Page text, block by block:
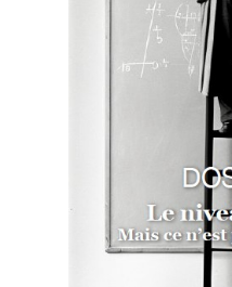
démocratique